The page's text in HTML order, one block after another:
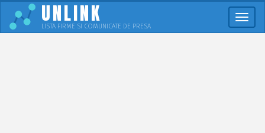
UNLINK
LISTA FIRME SI COMUNICATE DE PRESA